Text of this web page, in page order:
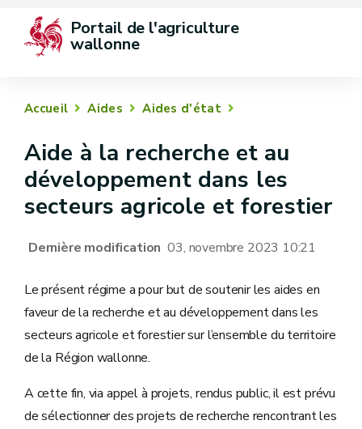
Portail de l'agriculture
wallonne
Accueil Aides Aides d'état
Aide à la recherche et au
développement dans les
secteurs agricole et forestier
Dernière modification 03, novembre 2023 10:21
Le présent régime a pour but de soutenir les aides en
faveur de la recherche et au développement dans les
secteurs agricole et forestier sur l’ensemble du territoire
de la Région wallonne.
A cette fin, via appel à projets, rendus public, il est prévu
de sélectionner des projets de recherche rencontrant les